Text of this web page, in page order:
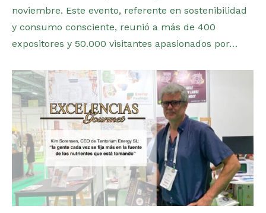
noviembre. Este evento, referente en sostenibilidad
y consumo consciente, reunió a más de 400
expositores y 50.000 visitantes apasionados por…